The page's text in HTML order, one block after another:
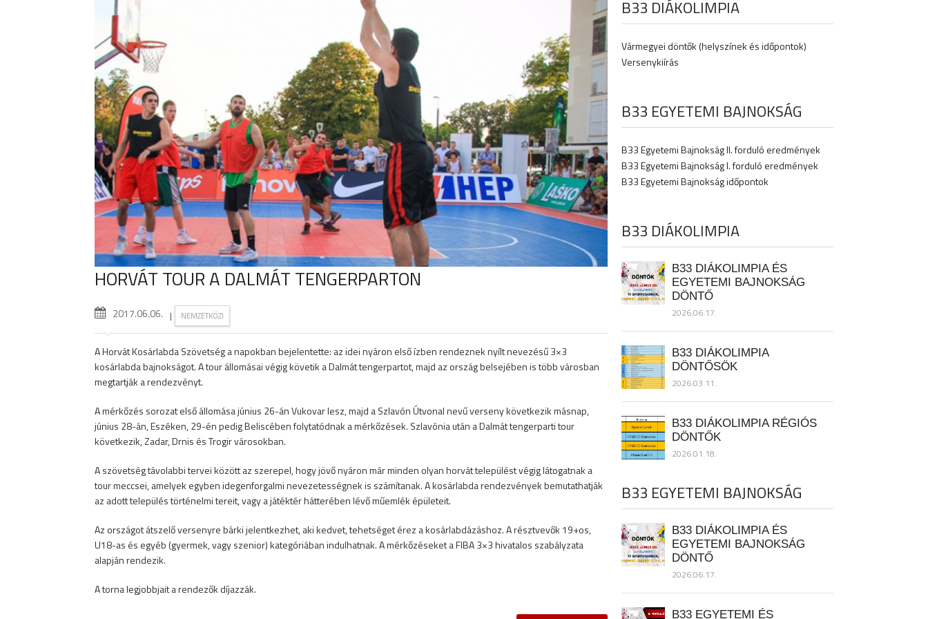
HORVÁT TOUR A DALMÁT TENGERPARTON
2017.06.06. | NEMZETKÖZI
A Horvát Kosárlabda Szövetség a napokban bejelentette: az idei nyáron első ízben rendeznek nyílt nevezésű 3×3
kosárlabda bajnokságot. A tour állomásai végig követik a Dalmát tengerpartot, majd az ország belsejében is több városban
megtartják a rendezvényt.
A mérkőzés sorozat első állomása június 26-án Vukovar lesz, majd a Szlavón Útvonal nevű verseny következik másnap,
június 28-án, Eszéken, 29-én pedig Beliscében folytatódnak a mérkőzések. Szlavónia után a Dalmát tengerparti tour
következik, Zadar, Drnis és Trogir városokban.
A szövetség távolabbi tervei között az szerepel, hogy jövő nyáron már minden olyan horvát települést végig látogatnak a
tour meccsei, amelyek egyben idegenforgalmi nevezetességnek is számítanak. A kosárlabda rendezvények bemutathatják
az adott település történelmi tereit, vagy a játéktér hátterében lévő műemlék épületeit.
Az országot átszelő versenyre bárki jelentkezhet, aki kedvet, tehetséget érez a kosárlabdázáshoz. A résztvevők 19+os,
U18-as és egyéb (gyermek, vagy szenior) kategóriában indulhatnak. A mérkőzéseket a FIBA 3×3 hivatalos szabályzata
alapján rendezik.
A torna legjobbjait a rendezők díjazzák.
B33 DIÁKOLIMPIA
Vármegyei döntők (helyszínek és időpontok)
Versenykiírás
B33 EGYETEMI BAJNOKSÁG
B33 Egyetemi Bajnokság II. forduló eredmények
B33 Egyetemi Bajnokság I. forduló eredmények
B33 Egyetemi Bajnokság időpontok
B33 DIÁKOLIMPIA
B33 DIÁKOLIMPIA ÉS
EGYETEMI BAJNOKSÁG
DÖNTŐ
2026.06.17.
B33 DIÁKOLIMPIA
DÖNTŐSÖK
2026.03.11.
B33 DIÁKOLIMPIA RÉGIÓS
DÖNTŐK
2026.01.18.
B33 EGYETEMI BAJNOKSÁG
B33 DIÁKOLIMPIA ÉS
EGYETEMI BAJNOKSÁG
DÖNTŐ
2026.06.17.
B33 EGYETEMI ÉS